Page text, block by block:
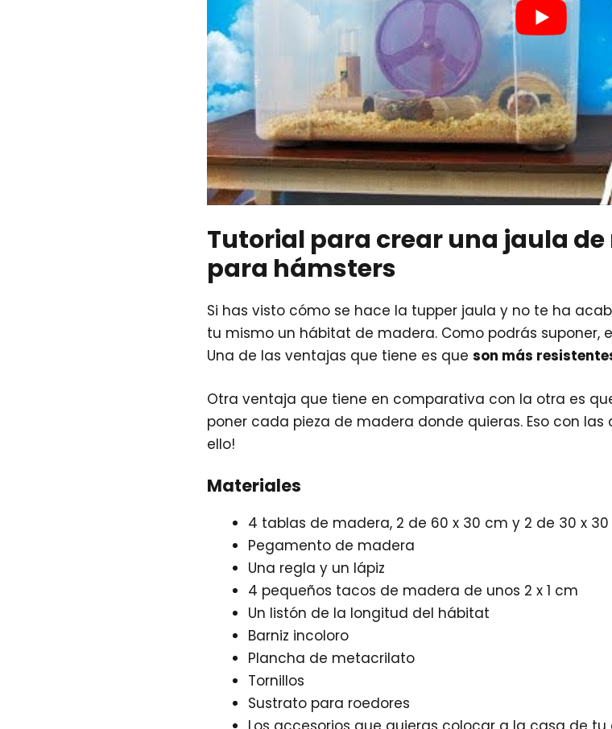
Tutorial para crear una jaula
para hámsters
Si has visto cómo se hace la tupper jaula y no te ha
tu mismo un hábitat de madera. Como podrás suponer,
Una de las ventajas que tiene es que son más
Otra ventaja que tiene en comparativa con la otra es
poner cada pieza de madera donde quieras. Eso con las
ello!
Materiales
4 tablas de madera, 2 de 60 x 30 cm y 2 de 30 x
Pegamento de madera
Una regla y un lápiz
4 pequeños tacos de madera de unos 2 x 1 cm
Un listón de la longitud del hábitat
Barniz incoloro
Plancha de metacrilato
Tornillos
Sustrato para roedores